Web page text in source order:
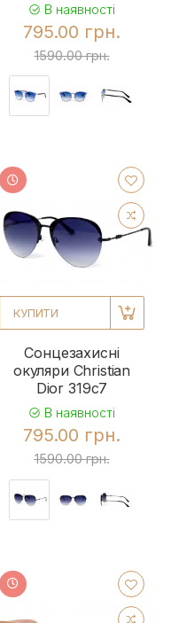
В наявності
795.00 грн.
1590.00 грн.
КУПИТИ
Сонцезахисні
окуляри Christian
Dior 319c7
В наявності
795.00 грн.
1590.00 грн.